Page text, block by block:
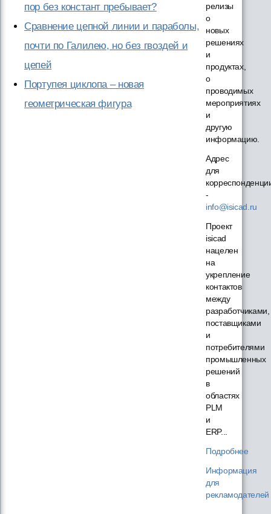
пор без констант пребывает?
Сравнение цепной линии и параболы,
почти по Галилею, но без гвоздей и
цепей
Портупея циклопа – новая
геометрическая фигура
релизы
о
новых
решениях
и
продуктах,
о
проводимых
мероприятиях
и
другую
информацию.
Адрес
для
-
info@isicad.ru
Проект
isicad
нацелен
на
укрепление
контактов
между
разработчиками,
поставщиками
и
потребителями
промышленных
решений
в
областях
PLM
и
ERP...
Подробнее
Информация
для
рекламодателей